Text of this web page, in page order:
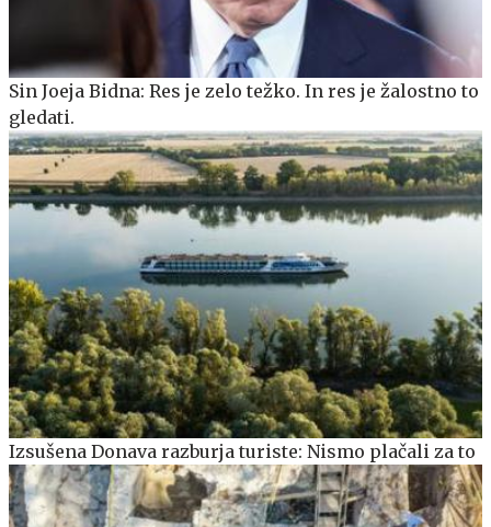
Sin Joeja Bidna: Res je zelo težko. In res je žalostno to
gledati.
Izsušena Donava razburja turiste: Nismo plačali za to